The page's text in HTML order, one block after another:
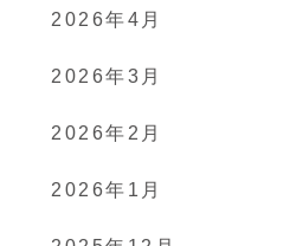
2026年4月
2026年3月
2026年2月
2026年1月